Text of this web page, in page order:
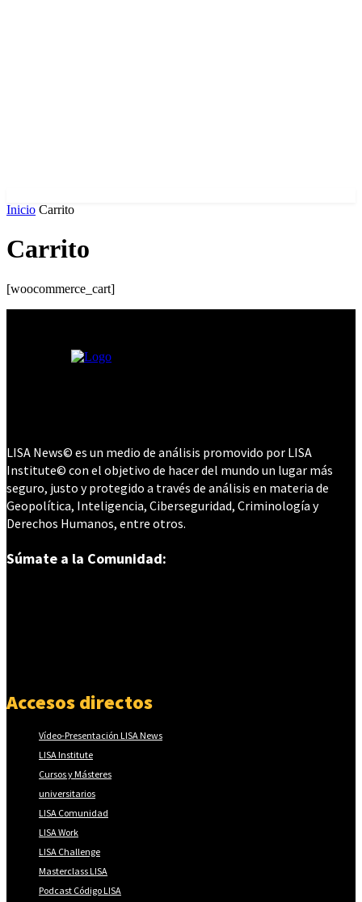
Inicio Carrito
Carrito
[woocommerce_cart]
LISA News© es un medio de análisis promovido por LISA
Institute© con el objetivo de hacer del mundo un lugar más
seguro, justo y protegido a través de análisis en materia de
Geopolítica, Inteligencia, Ciberseguridad, Criminología y
Derechos Humanos, entre otros.
Súmate a la Comunidad:
Accesos directos
Vídeo-Presentación LISA News
LISA Institute
Cursos y Másteres
universitarios
LISA Comunidad
LISA Work
LISA Challenge
Masterclass LISA
Podcast Código LISA